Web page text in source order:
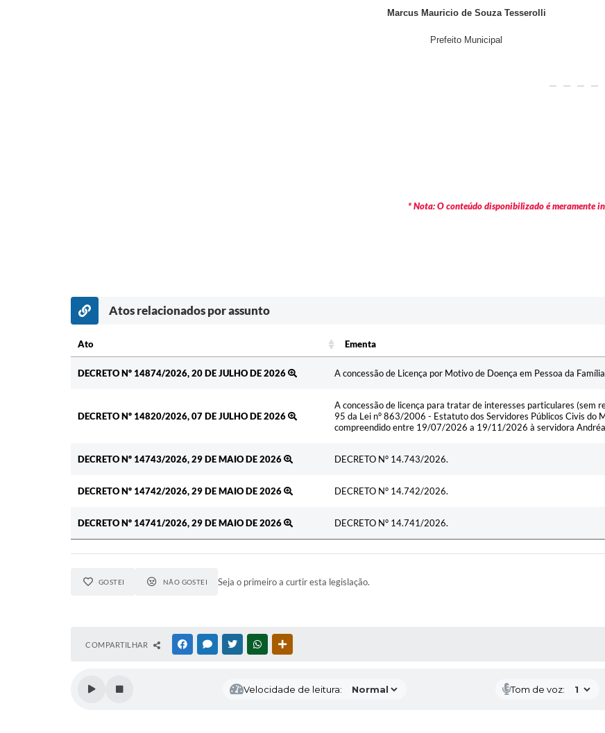
Marcus Mauricio de Souza Tesserolli
Prefeito Municipal
* Nota: O conteúdo disponibilizado é
Atos relacionados por assunto
Ato Ementa
DECRETO Nº 14874/2026, 20 DE JULHO DE 2026
A concessão de Licença por Motivo de Doença em Pessoa da Família
DECRETO Nº 14820/2026, 07 DE JULHO DE 2026
A concessão de licença para tratar de interesses particulares (sem
95 da Lei n° 863/2006 - Estatuto dos Servidores Públicos Civis do
compreendido entre 19/07/2026 a 19/11/2026 à servidora
DECRETO Nº 14743/2026, 29 DE MAIO DE 2026 DECRETO N° 14.743/2026.
DECRETO Nº 14742/2026, 29 DE MAIO DE 2026 DECRETO N° 14.742/2026.
DECRETO Nº 14741/2026, 29 DE MAIO DE 2026 DECRETO N° 14.741/2026.
GOSTEI NÃO GOSTEI Seja o primeiro a curtir esta legislação.
COMPARTILHAR FACEBOOKMESSENGER
TWITTERWHATSAPP
Velocidade de leitura: Tom de voz: